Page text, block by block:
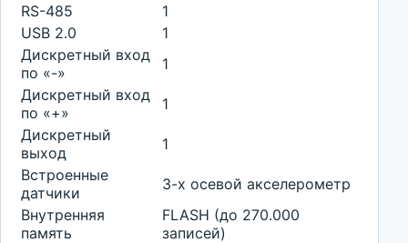
RS-485
1
USB 2.0
1
Дискретный вход
по «-»
1
Дискретный вход
по «+»
1
Дискретный
выход
1
Встроенные
датчики
3-х осевой акселерометр
Внутренняя
память
FLASH (до 270.000
записей)